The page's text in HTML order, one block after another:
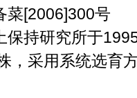
菜[2006]300号
保持研究所于
，采用系统选育